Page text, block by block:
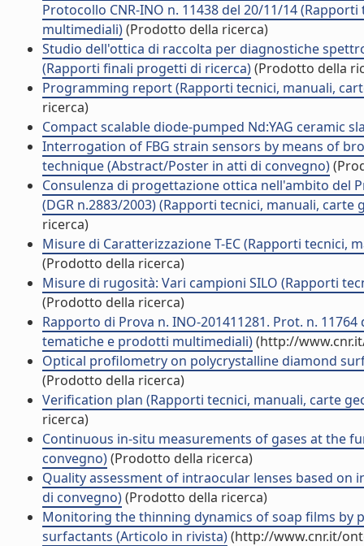
Protocollo CNR-INO n. 11438 del 20/11/14
multimediali)(Prodotto della ricerca)
Studio dell'ottica di raccolta per diagnostiche
(Rapporti finali progetti di ricerca)(Prodotto della
Programming report (Rapporti tecnici, manuali,
ricerca)
Compact scalable diode-pumped Nd:YAG ceramic
Interrogation of FBG strain sensors by means of
technique (Abstract/Poster in atti di convegno)
Consulenza di progettazione ottica nell'ambito del
(DGR n.2883/2003) (Rapporti tecnici, manuali,
ricerca)
Misure di Caratterizzazione T-EC (Rapporti
(Prodotto della ricerca)
Misure di rugosità: Vari campioni SILO (Rapporti
(Prodotto della ricerca)
Rapporto di Prova n. INO-201411281. Prot. n.
tematiche e prodotti multimediali)(http://
Optical profilometry on polycrystalline diamond
(Prodotto della ricerca)
Verification plan (Rapporti tecnici, manuali, carte
ricerca)
Continuous in-situ measurements of gases at the
convegno)(Prodotto della ricerca)
Quality assessment of intraocular lenses based
di convegno)(Prodotto della ricerca)
Monitoring the thinning dynamics of soap films by
surfactants (Articolo in rivista)(http://www.cnr.it/